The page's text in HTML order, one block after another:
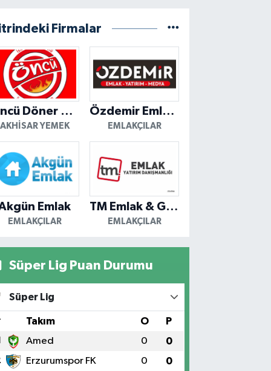
Firmalar
Öncü Döner Akhisar
AKHISAR YEMEK
Özdemir Emlak Yatırım
EMLAKÇILAR
Emlak
EMLAKÇILAR
TM Emlak & Gayrimenkul
EMLAKÇILAR
Süper Lig Puan Durumu
Süper Lig
Takım O P
Amed 0 0
Erzurumspor FK 0 0